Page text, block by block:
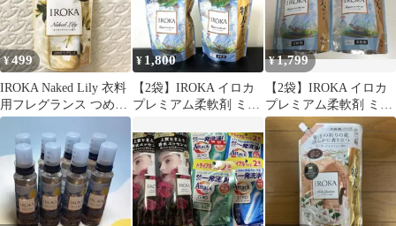
¥499
IROKA Naked Lily 衣料
用フレグランス つめか
え用
¥ 1,800
【2袋】IROKA イロカ
プレミアム柔軟剤 ミュ
650ml
¥1,799
【2袋】IROKA イロカ
プレミアム柔軟剤 ミュ
ゲインザエアの香り
650ml